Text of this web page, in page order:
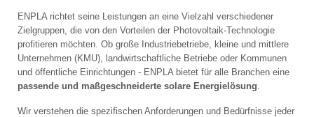
ENPLA richtet seine Leistungen an eine Vielzahl verschiedener
Zielgruppen, die von den Vorteilen der Photovoltaik-Technologie
profitieren möchten. Ob große Industriebetriebe, kleine und mittlere
Unternehmen (KMU), landwirtschaftliche Betriebe oder Kommunen
und öffentliche Einrichtungen - ENPLA bietet für alle Branchen eine
passende und maßgeschneiderte solare Energielösung.
Wir verstehen die spezifischen Anforderungen und Bedürfnisse jeder